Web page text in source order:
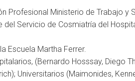
Profesional Ministerio de Trabajo y
Servicio de Cosmiatría del
Escuela Martha Ferrer.
(Bernardo Hosssay, Diego
Universitarios (Maimonides,